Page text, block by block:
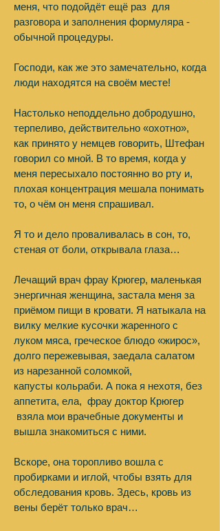
меня, что подойдёт ещё раз для
разговора и заполнения формуляра -
обычной процедуры.
Господи, как же это замечательно, когда
люди находятся на своём месте!
Настолько неподдельно добродушно,
терпеливо, действительно «охотно»,
как принято у немцев говорить, Штефан
говорил со мной. В то время, когда у
меня пересыхало постоянно во рту и,
плохая концентрация мешала понимать
то, о чём он меня спрашивал.
Я то и дело проваливалась в сон, то,
стеная от боли, открывала глаза…
Лечащий врач фрау Крюгер, маленькая
энергичная женщина, застала меня за
приёмом пищи в кровати. Я натыкала на
вилку мелкие кусочки жаренного с
луком мяса, греческое блюдо «жирос»,
долго пережевывая, заедала салатом
из нарезанной соломкой,
капусты кольраби. А пока я нехотя, без
аппетита, ела, фрау доктор Крюгер
взяла мои врачебные документы и
вышла знакомиться с ними.
Вскоре, она торопливо вошла с
пробирками и иглой, чтобы взять для
обследования кровь. Здесь, кровь из
вены берёт только врач…